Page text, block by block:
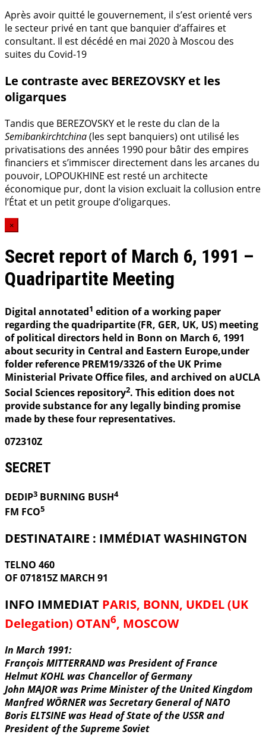
Après avoir quitté le gouvernement, il s’est orienté vers
le secteur privé en tant que banquier d’affaires et
consultant. Il est décédé en mai 2020 à Moscou des
suites du Covid-19
Le contraste avec BEREZOVSKY et les
oligarques
Tandis que BEREZOVSKY et le reste du clan de la
Semibankirchtchina(les sept banquiers) ont utilisé les
privatisations des années 1990 pour bâtir des empires
financiers et s’immiscer directement dans les arcanes du
pouvoir, LOPOUKHINE est resté un architecte
économique pur, dont la vision excluait la collusion entre
l’État et un petit groupe d’oligarques.
×
Secret report of March 6, 1991 –
Quadripartite Meeting
Digital annotated1 edition of a working paper
regarding the quadripartite (FR, GER, UK, US) meeting
of political directors held in Bonn on March 6, 1991
about security in Central and Eastern Europe,under
folder reference PREM19/3326 of the UK Prime
Ministerial Private Office files, and archived on aUCLA
Social Sciences repository2. This edition does not
provide substance for any legally binding promise
made by these four representatives.
072310Z
SECRET
DEDIP3 BURNING BUSH4
FM FCO5
DESTINATAIRE : IMMÉDIAT WASHINGTON
TELNO 460
OF 071815Z MARCH 91
INFO IMMEDIAT PARIS, BONN, UKDEL (UK
Delegation) OTAN6, MOSCOW
In March 1991:
François MITTERRAND was President of France
Helmut KOHL was Chancellor of Germany
John MAJOR was Prime Minister of the United Kingdom
Manfred WÖRNER was Secretary General of NATO
Boris ELTSINE was Head of State of the USSR and
President of the Supreme Soviet